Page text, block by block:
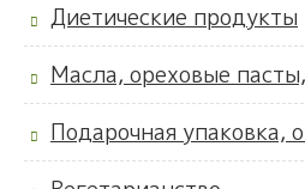
Диетические продукты
Масла, ореховые
Подарочная упаковка,